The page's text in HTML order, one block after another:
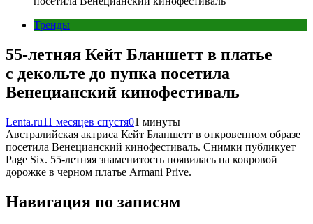
Тренды
55-летняя Кейт Бланшетт в платье
с декольте до пупка посетила
Венецианский кинофестиваль
Lenta.ru11 месяцев спустя01 минуты
Австралийская актриса Кейт Бланшетт в откровенном образе
посетила Венецианский кинофестиваль. Снимки публикует
Page Six. 55-летняя знаменитость появилась на ковровой
дорожке в черном платье Armani Prive.
Навигация по записям